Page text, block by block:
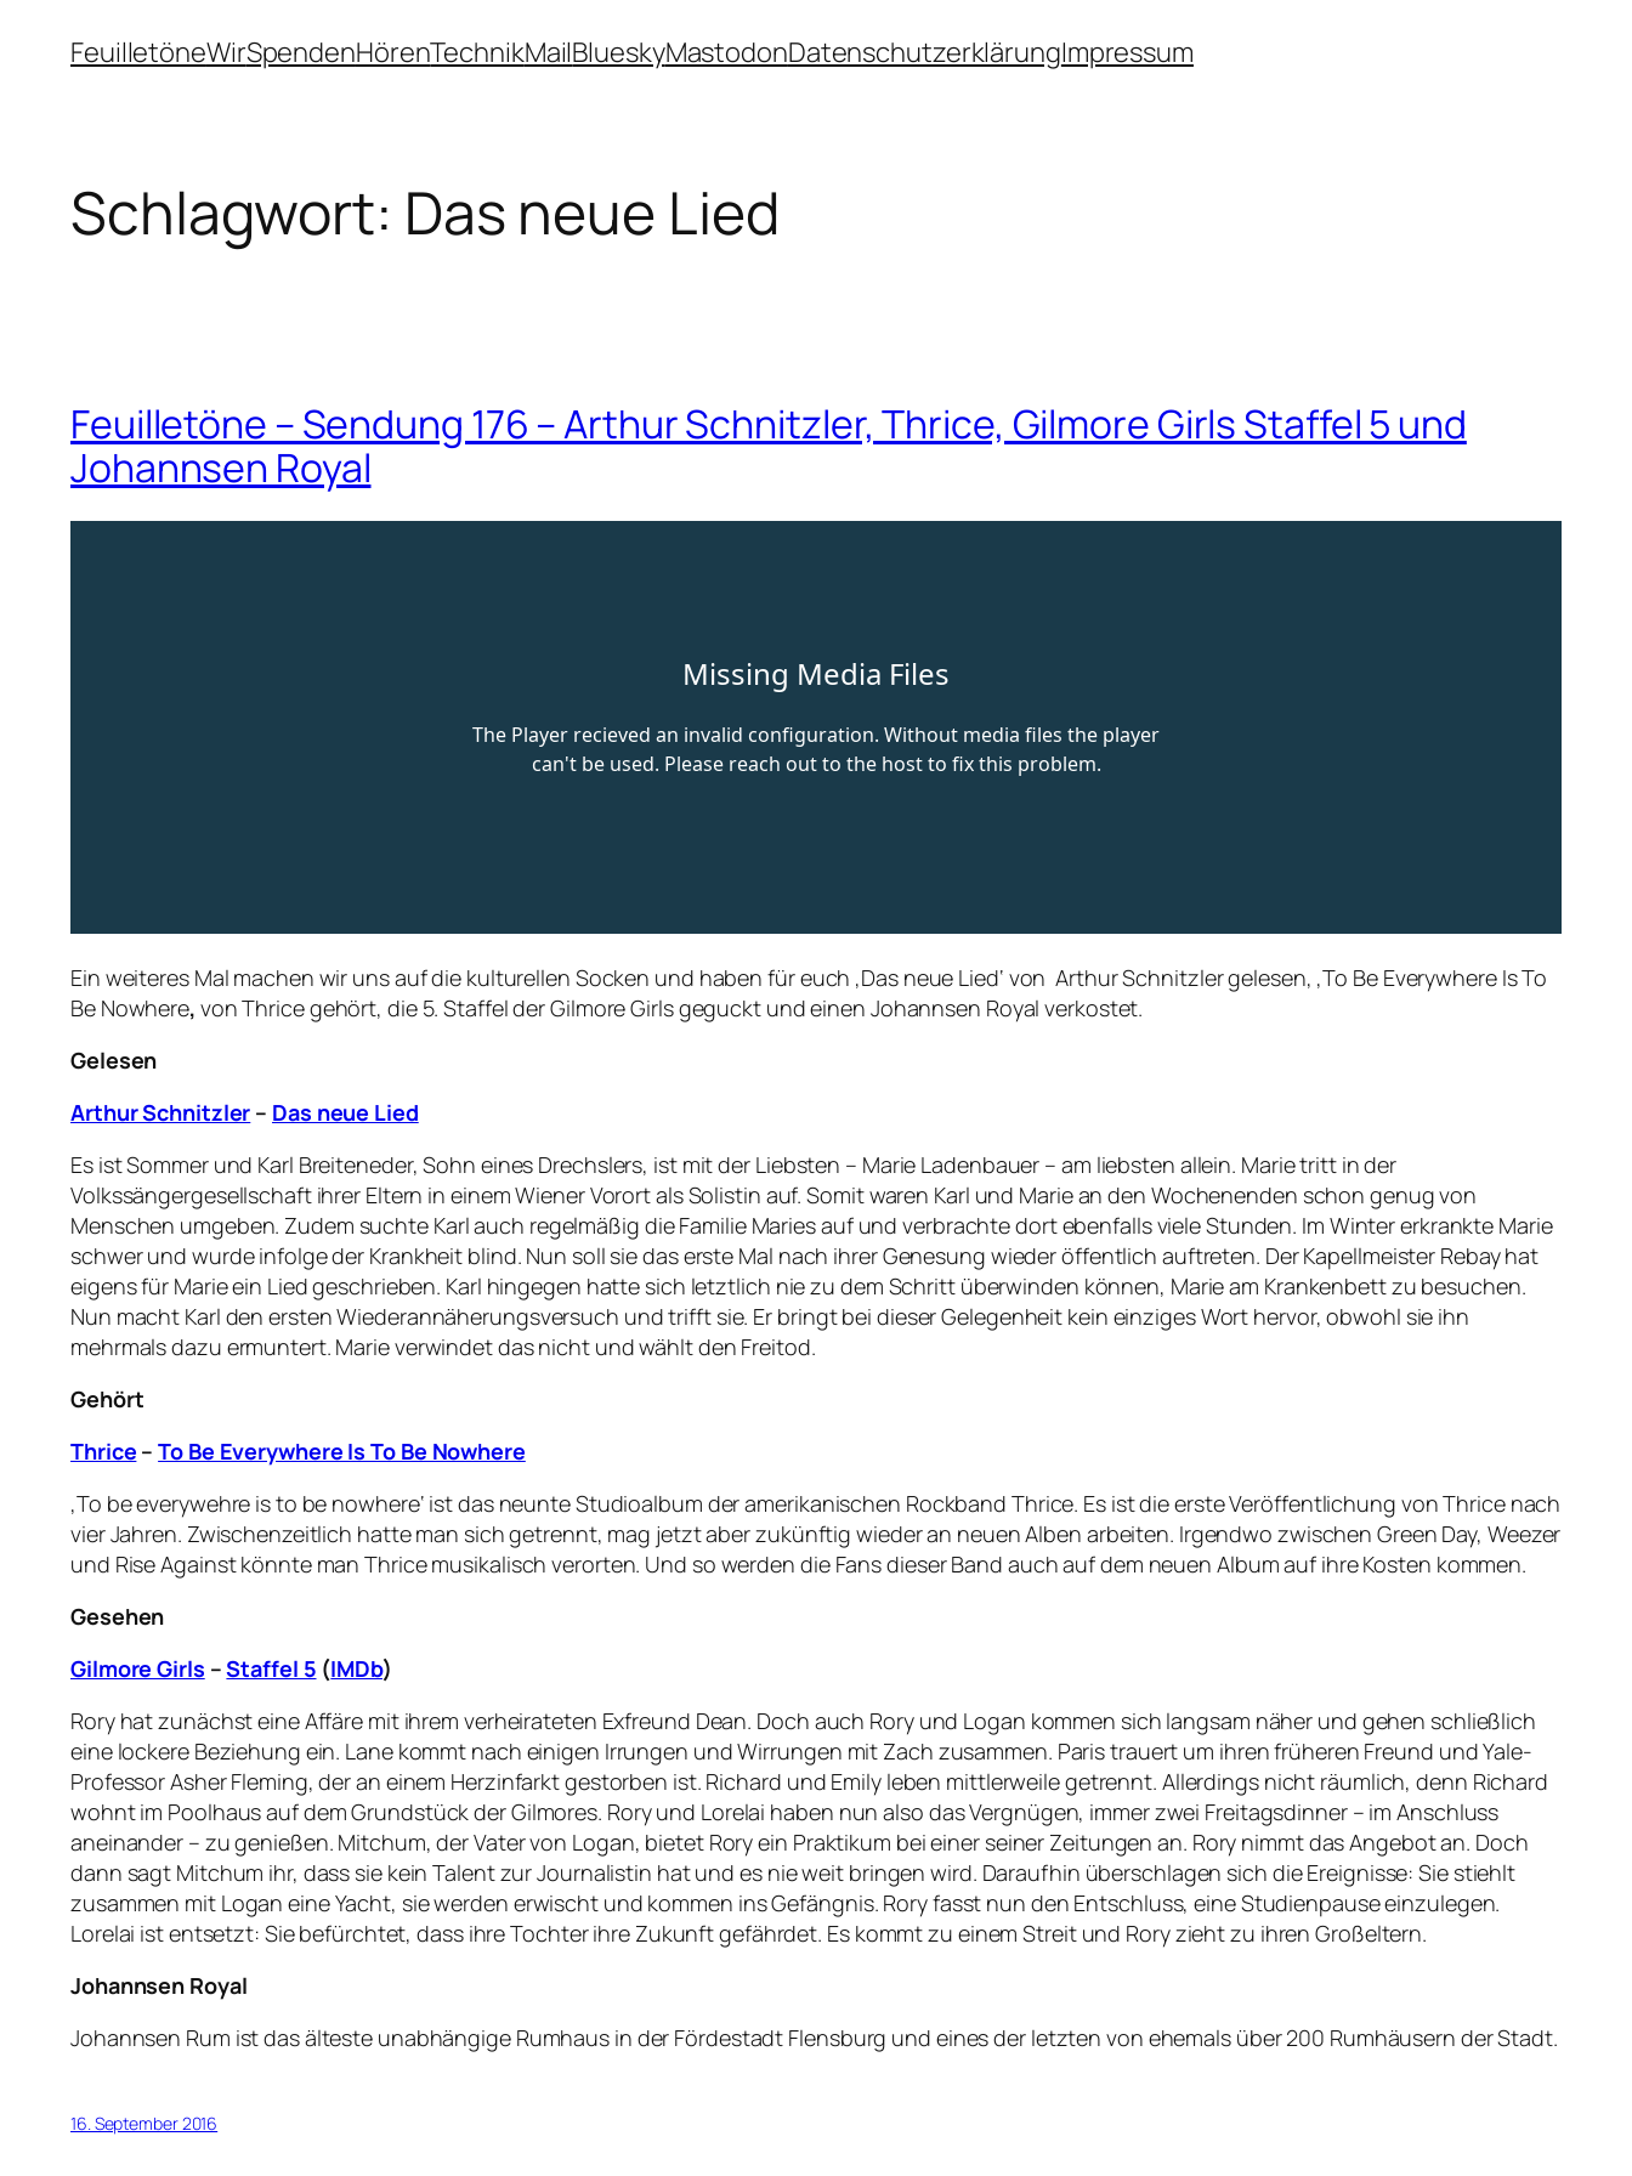
InhaltFeuilletöneWirSpendenHörenTechnikMailBlueskyMastodonDatenschutzerklärungImpressum
Schlagwort: Das neue Lied
Feuilletöne – Sendung 176 – Arthur Schnitzler, Thrice, Gilmore Girls Staffel 5 und
Johannsen Royal
Ein weiteres Mal machen wir uns auf die kulturellen Socken und haben für euch ‚Das neue Lied‘ von Arthur Schnitzler gelesen, ‚To Be Everywhere Is To
Be Nowhere‚ von Thrice gehört, die 5. Staffel der Gilmore Girls geguckt und einen Johannsen Royal verkostet.
Gelesen
Arthur Schnitzler – Das neue Lied
Es ist Sommer und Karl Breiteneder, Sohn eines Drechslers, ist mit der Liebsten – Marie Ladenbauer – am liebsten allein. Marie tritt in der
Volkssängergesellschaft ihrer Eltern in einem Wiener Vorort als Solistin auf. Somit waren Karl und Marie an den Wochenenden schon genug von
Menschen umgeben. Zudem suchte Karl auch regelmäßig die Familie Maries auf und verbrachte dort ebenfalls viele Stunden. Im Winter erkrankte Marie
schwer und wurde infolge der Krankheit blind. Nun soll sie das erste Mal nach ihrer Genesung wieder öffentlich auftreten. Der Kapellmeister Rebay hat
eigens für Marie ein Lied geschrieben. Karl hingegen hatte sich letztlich nie zu dem Schritt überwinden können, Marie am Krankenbett zu besuchen.
Nun macht Karl den ersten Wiederannäherungsversuch und trifft sie. Er bringt bei dieser Gelegenheit kein einziges Wort hervor, obwohl sie ihn
mehrmals dazu ermuntert. Marie verwindet das nicht und wählt den Freitod.
Gehört
Thrice –To Be Everywhere Is To Be Nowhere
‚To be everywehre is to be nowhere‘ ist das neunte Studioalbum der amerikanischen Rockband Thrice. Es ist die erste Veröffentlichung von Thrice nach
vier Jahren. Zwischenzeitlich hatte man sich getrennt, mag jetzt aber zukünftig wieder an neuen Alben arbeiten. Irgendwo zwischen Green Day, Weezer
und Rise Against könnte man Thrice musikalisch verorten. Und so werden die Fans dieser Band auch auf dem neuen Album auf ihre Kosten kommen.
Gesehen
Gilmore Girls –Staffel 5 (IMDb)
Rory hat zunächst eine Affäre mit ihrem verheirateten Exfreund Dean. Doch auch Rory und Logan kommen sich langsam näher und gehen schließlich
eine lockere Beziehung ein. Lane kommt nach einigen Irrungen und Wirrungen mit Zach zusammen. Paris trauert um ihren früheren Freund und Yale-
Professor Asher Fleming, der an einem Herzinfarkt gestorben ist. Richard und Emily leben mittlerweile getrennt. Allerdings nicht räumlich, denn Richard
wohnt im Poolhaus auf dem Grundstück der Gilmores. Rory und Lorelai haben nun also das Vergnügen, immer zwei Freitagsdinner – im Anschluss
aneinander – zu genießen. Mitchum, der Vater von Logan, bietet Rory ein Praktikum bei einer seiner Zeitungen an. Rory nimmt das Angebot an. Doch
dann sagt Mitchum ihr, dass sie kein Talent zur Journalistin hat und es nie weit bringen wird. Daraufhin überschlagen sich die Ereignisse: Sie stiehlt
zusammen mit Logan eine Yacht, sie werden erwischt und kommen ins Gefängnis. Rory fasst nun den Entschluss, eine Studienpause einzulegen.
Lorelai ist entsetzt: Sie befürchtet, dass ihre Tochter ihre Zukunft gefährdet. Es kommt zu einem Streit und Rory zieht zu ihren Großeltern.
Johannsen Royal
Johannsen Rum ist das älteste unabhängige Rumhaus in der Fördestadt Flensburg und eines der letzten von ehemals über 200 Rumhäusern der Stadt.
16. September 2016